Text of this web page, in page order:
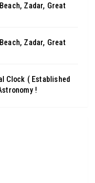
Zadar, Great
Zadar, Great
Clock ( Established
!